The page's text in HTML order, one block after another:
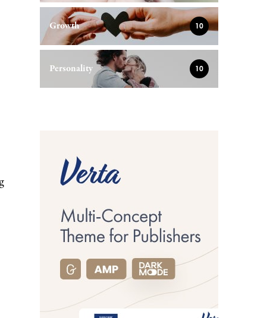
Growth 10
Personality 10